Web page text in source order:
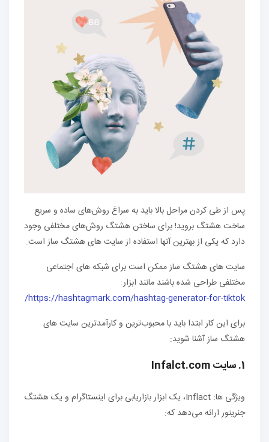
پس از طی کردن مراحل بالا باید به سراغ روش‌های ساده و سریع
ساخت هشتگ بروید! برای ساختن هشتگ روش‌های مختلفی وجود
دارد که یکی از بهترین آنها استفاده از سایت های هشتگ ساز است.
سایت های هشتگ ساز ممکن است برای شبکه های اجتماعی
مختلفی طراحی شده باشند مانند ابزار:
https://hashtagmark.com/hashtag-generator-for-tiktok/
برای این کار ابتدا باید با محبوب‌ترین و کارآمدترین سایت های
هشتگ ساز آشنا شوید:
1. سایت Infalct.com
ویژگی ها: Inflact، یک ابزار بازاریابی برای اینستاگرام و یک هشتگ
جنریتور ارائه می‌دهد که: